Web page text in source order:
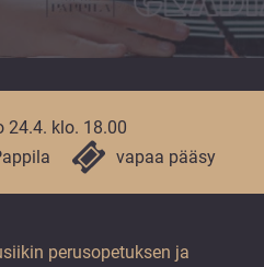
24.4. klo. 18.00
vapaa pääsy
perusopetuksen ja